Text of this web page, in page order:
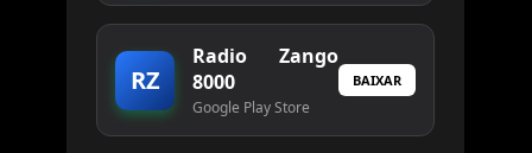
RZ
Radio Zango
8000
Google Play Store
BAIXAR